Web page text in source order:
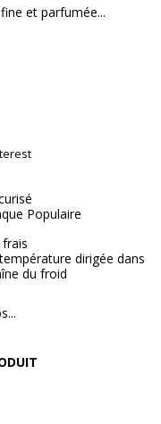
et parfumée...
Populaire
dirigée dans
du froid